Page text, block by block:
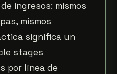
ingresos: mismos
mismos
significa un
stages
por línea de